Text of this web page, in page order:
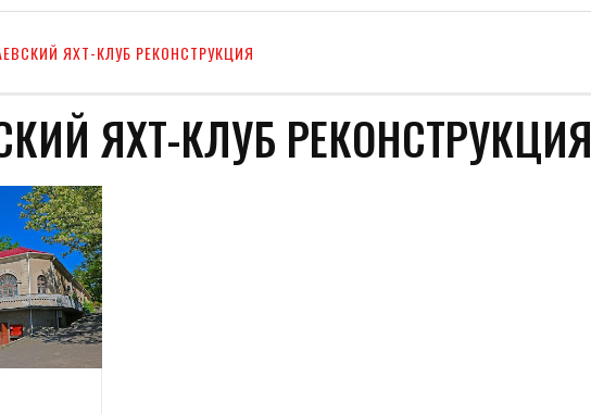
ЯХТ-КЛУБ РЕКОНСТРУКЦИЯ
ЯХТ-КЛУБ РЕКОНСТРУКЦИЯ